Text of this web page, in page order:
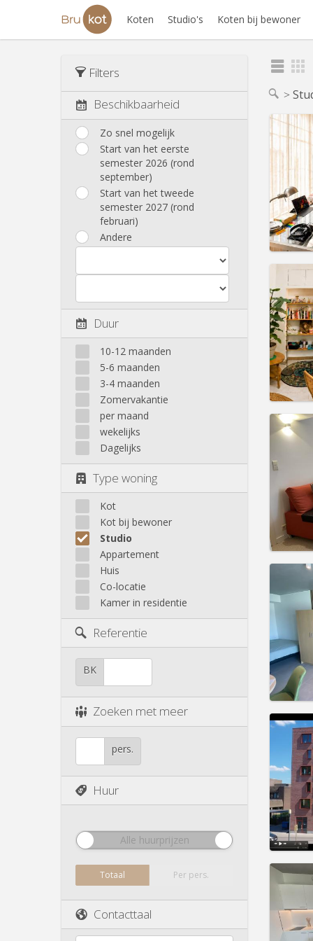
Koten Studio's Koten bij bewoner
Filters
Beschikbaarheid
Zo snel mogelijk
Start van het eerste
semester 2026 (rond
september)
Start van het tweede
semester 2027 (rond
februari)
Andere
Duur
10-12 maanden
5-6 maanden
3-4 maanden
Zomervakantie
per maand
wekelijks
Dagelijks
Type woning
Kot
Kot bij bewoner
Studio
Appartement
Huis
Co-locatie
Kamer in residentie
Referentie
BK
Zoeken met meer
pers.
Huur
Alle huurprijzen
Totaal Per pers.
Contacttaal
Huur:
Huur:
Duur:
Huur:
Huur:
Huur:
Kosten:
Duur:
Duur: